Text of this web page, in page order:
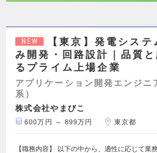
NEW
【東京】発電シス
み開発・回路設計｜品質
るプライム上場企業
アプリケーション開発エンジニ
系）
株式会社やまびこ
600万円 ～ 899万円 東京都
【職務内容】 以下の中から、適性に応じて業